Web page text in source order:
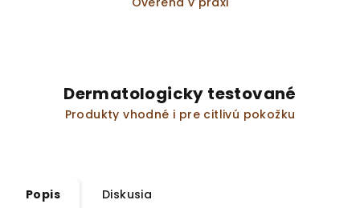
Dermatologicky testované
Produkty vhodné i pre citlivú pokožku
Popis Diskusia